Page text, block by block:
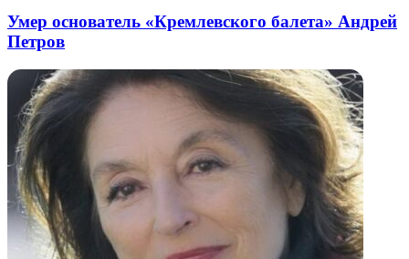
Умер основатель «Кремлевского балета» Андрей
Петров